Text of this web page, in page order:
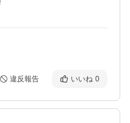
違反報告 いいね 0